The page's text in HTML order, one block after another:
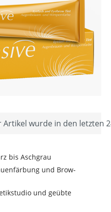
Artikel wurde in den letzten
bis Aschgrau
und Brow-
und geübte